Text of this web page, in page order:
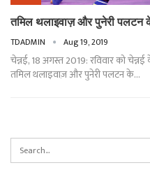
तमिल थलाइवाज़ और पुनेरी
TDADMIN Aug 19, 2019
चेन्नई, 18 अगस्त 2019: रविवार को
तमिल थलाइवाज़ और पुनेरी पलटन के…